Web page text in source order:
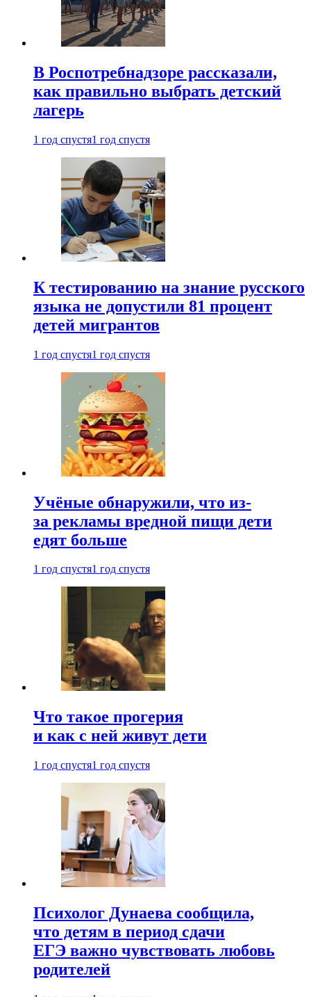
В Роспотребнадзоре рассказали,
как правильно выбрать детский
лагерь
1 год спустя1 год спустя
К тестированию на знание русского
языка не допустили 81 процент
детей мигрантов
1 год спустя1 год спустя
Учёные обнаружили, что из-
за рекламы вредной пищи дети
едят больше
1 год спустя1 год спустя
Что такое прогерия
и как с ней живут дети
1 год спустя1 год спустя
Психолог Дунаева сообщила,
что детям в период сдачи
ЕГЭ важно чувствовать любовь
родителей